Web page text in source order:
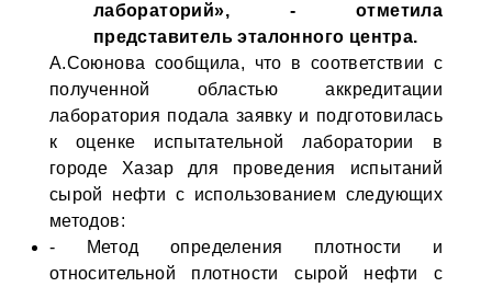
лабораторий», - отметила
представитель эталонного центра.
А.Союнова сообщила, что в соответствии с
полученной областью аккредитации
лаборатория подала заявку и подготовилась
к оценке испытательной лаборатории в
городе Хазар для проведения испытаний
сырой нефти с использованием следующих
методов:
- Метод определения плотности и
относительной плотности сырой нефти с